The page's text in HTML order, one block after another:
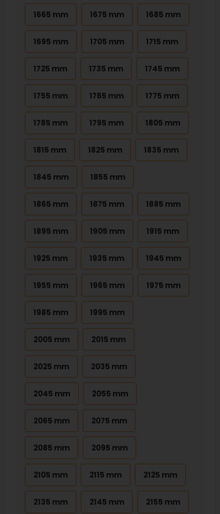
1665 mm 1675 mm 1685 mm
1695 mm 1705 mm 1715 mm
1725 mm 1735 mm 1745 mm
1755 mm 1765 mm 1775 mm
1785 mm 1795 mm 1805 mm
1815 mm 1825 mm 1835 mm
1845 mm 1855 mm
1865 mm 1875 mm 1885 mm
1895 mm 1905 mm 1915 mm
1925 mm 1935 mm 1945 mm
1955 mm 1965 mm 1975 mm
1985 mm 1995 mm
2005 mm 2015 mm
2025 mm 2035 mm
2045 mm 2055 mm
2065 mm 2075 mm
2085 mm 2095 mm
2105 mm 2115 mm 2125 mm
2135 mm 2145 mm 2155 mm